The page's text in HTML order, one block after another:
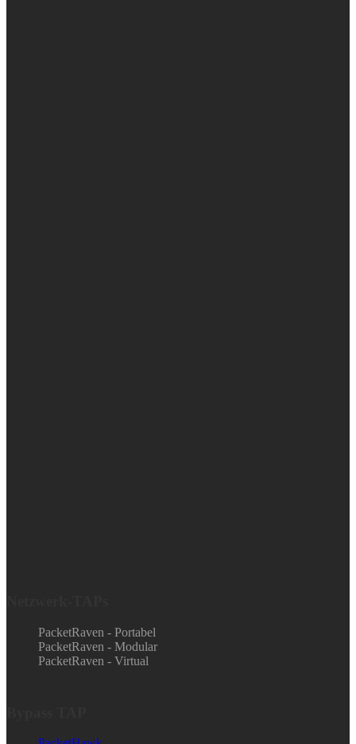
PacketRaven - Portabel
PacketRaven - Modular
PacketRaven - Virtual